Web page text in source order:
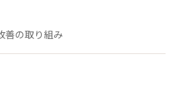
善の取り組み